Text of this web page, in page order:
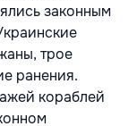
законным
трое
ранения.
кораблей